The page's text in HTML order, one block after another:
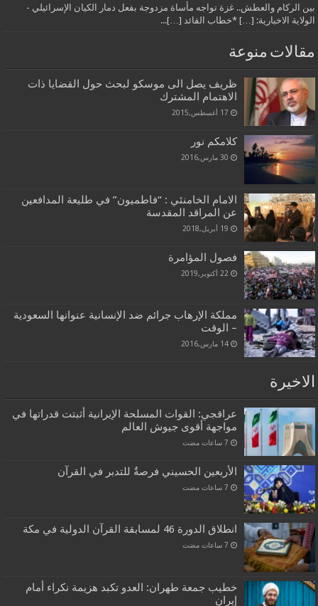
بين الركام والعطش.. غزة تواجه مأساة مزدوجة بفعل دمار الكيان الإسرائيلي -
الولاية الاخبارية: […] *خطاب القائد […]...
مقالات منوعة
ظريف يصل الى موسكو لبحث حول القضايا ذات
الاهتمام المشترك
17 أغسطس,2015
كلامكم نور
30 مارس,2016
الامام الخامنئي : “فاطميون” في طليعة المدافعين
عن المراقد المقدسة
19 أبريل,2018
فصول المؤامرة
22 أكتوبر,2019
مملكة الإرهاب جرائم ضد الإنسانية عنوانها السعودية
– الوقت
14 مارس,2016
الاخيرة
عراقجي: القوات المسلحة الإيرانية أثبتت قدراتها في
مواجهة أقوى جيوش العالم
الأربعين الحسيني فرصةٌ للتدبر في القرآن
انطلاق الدورة 46 لمسابقة القرآن الدولية في مكة
خطيب جمعة طهران: العدو تكبد هزيمة نكراء أمام
إيران